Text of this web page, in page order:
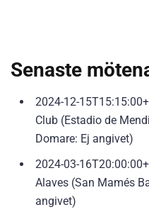
Senaste
2024-12-
Club (Estadio de
Domare: Ej angivet)
2024-03-
Alaves (San Mamés
angivet)